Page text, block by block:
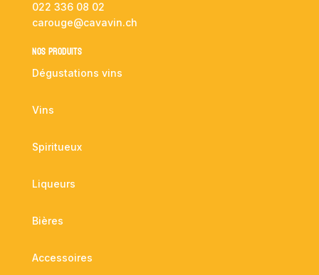
022 336 08 02
carouge@cavavin.ch
NOS PRODUITS
Dégustations vins
Vins
Spiritueux
Liqueurs
Bières
Accessoires